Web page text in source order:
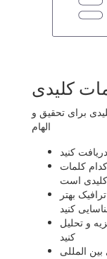
کلیدی
کلمه کلیدی برای تحقیق و
الهام
کنید
کلمات
کلیدی است
بهتر
کنید
و تحلیل
کنید
بین المللی